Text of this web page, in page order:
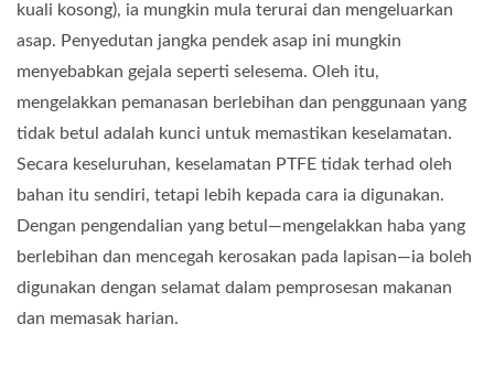
kuali kosong), ia mungkin mula terurai dan mengeluarkan
asap. Penyedutan jangka pendek asap ini mungkin
menyebabkan gejala seperti selesema. Oleh itu,
mengelakkan pemanasan berlebihan dan penggunaan yang
tidak betul adalah kunci untuk memastikan keselamatan.
Secara keseluruhan, keselamatan PTFE tidak terhad oleh
bahan itu sendiri, tetapi lebih kepada cara ia digunakan.
Dengan pengendalian yang betul—mengelakkan haba yang
berlebihan dan mencegah kerosakan pada lapisan—ia boleh
digunakan dengan selamat dalam pemprosesan makanan
dan memasak harian.